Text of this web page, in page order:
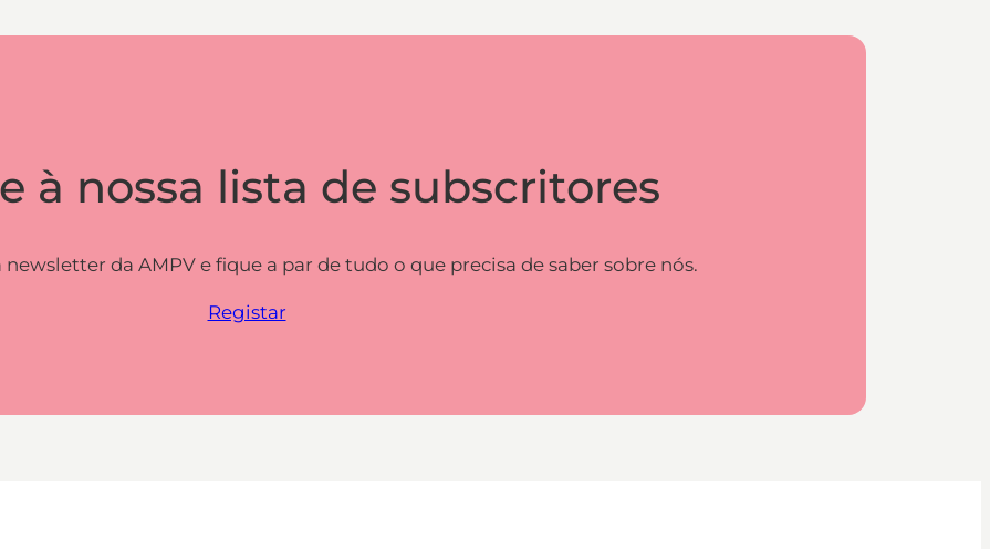
à nossa lista de subscritores
newsletter da AMPV e fique a par de tudo o que precisa de saber sobre nós.
Registar